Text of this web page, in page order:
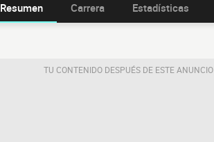
Resumen Carrera Estadísticas
TU CONTENIDO DESPUÉS DE ESTE ANUNCIO